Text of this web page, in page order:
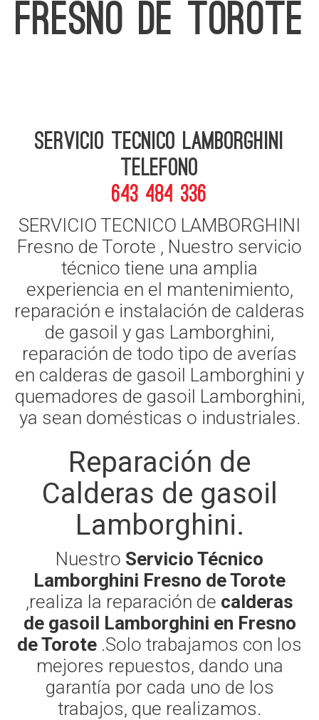
FRESNO DE TOROTE
Servicio Tecnico Lamborghini
telefono
643 484 336
SERVICIO TECNICO LAMBORGHINI
Fresno de Torote , Nuestro servicio
técnico tiene una amplia
experiencia en el mantenimiento,
reparación e instalación de calderas
de gasoil y gas Lamborghini,
reparación de todo tipo de averías
en calderas de gasoil Lamborghini y
quemadores de gasoil Lamborghini,
ya sean domésticas o industriales.
Reparación de
Calderas de gasoil
Lamborghini.
Nuestro Servicio Técnico
Lamborghini Fresno de Torote
,realiza la reparación de calderas
de gasoil Lamborghini en Fresno
de Torote .Solo trabajamos con los
mejores repuestos, dando una
garantía por cada uno de los
trabajos, que realizamos.